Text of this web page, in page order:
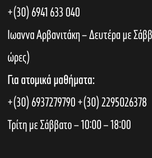
+(30) 6941 633 040
Ιωαννα Αρβανιτάκη – Δευτέρα με
ώρες)
Για ατομικά μαθήματα:
+(30) 6937279790+(30) 2295026378
Τρίτη με Σάββατο – 10:00 – 18:00